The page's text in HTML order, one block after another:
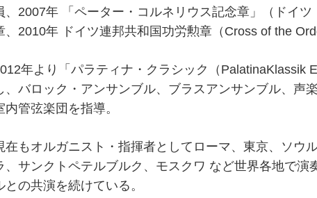
、2007年 「ペーター・コルネリウス記念章」（ドイ
、2010年 ドイツ連邦共和国功労勲章（Cross of the
年より「パラティナ・クラシック（PalatinaKlassik
、バロック・アンサンブル、ブラスアンサンブル、声
内管弦楽団を指導。
在もオルガニスト・指揮者としてローマ、東京、ソウ
、サンクトペテルブルク、モスクワ など世界各地で演
との共演を続けている。